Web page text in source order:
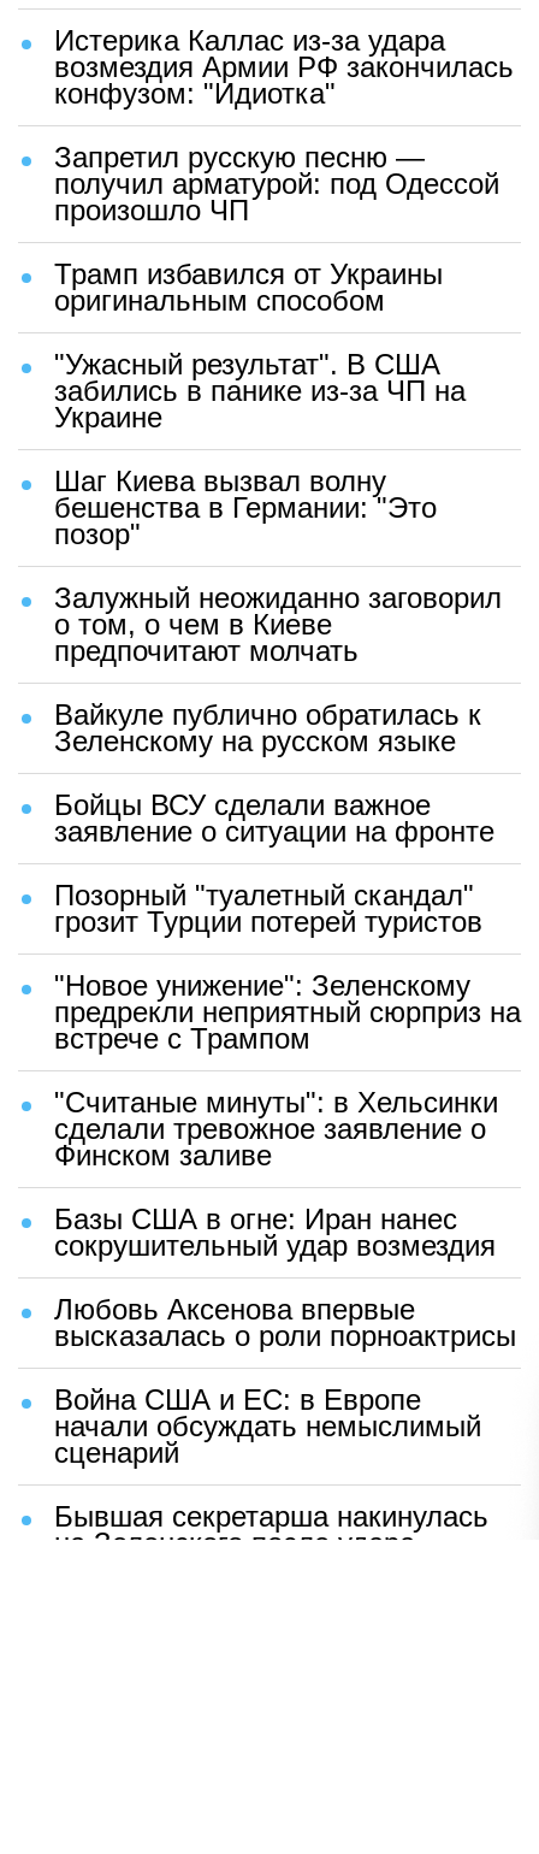
Истерика Каллас из-за удара
возмездия Армии РФ закончилась
конфузом: "Идиотка"
Запретил русскую песню —
получил арматурой: под Одессой
произошло ЧП
Трамп избавился от Украины
оригинальным способом
"Ужасный результат". В США
забились в панике из-за ЧП на
Украине
Шаг Киева вызвал волну
бешенства в Германии: "Это
позор"
Залужный неожиданно заговорил
о том, о чем в Киеве
предпочитают молчать
Вайкуле публично обратилась к
Зеленскому на русском языке
Бойцы ВСУ сделали важное
заявление о ситуации на фронте
Позорный "туалетный скандал"
грозит Турции потерей туристов
"Новое унижение": Зеленскому
предрекли неприятный сюрприз на
встрече с Трампом
"Считаные минуты": в Хельсинки
сделали тревожное заявление о
Финском заливе
Базы США в огне: Иран нанес
сокрушительный удар возмездия
Любовь Аксенова впервые
высказалась о роли порноактрисы
Война США и ЕС: в Европе
начали обсуждать немыслимый
сценарий
Бывшая секретарша накинулась
на Зеленского после удара